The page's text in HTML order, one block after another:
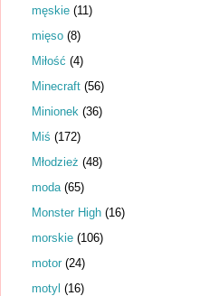
męskie (11)
mięso (8)
Miłość (4)
Minecraft (56)
Minionek (36)
Miś (172)
Młodzież (48)
moda (65)
Monster High (16)
morskie (106)
motor (24)
motyl (16)